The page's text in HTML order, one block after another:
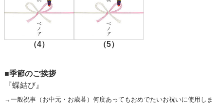
（4） （5）
■季節のご挨拶
『蝶結び』
→一般祝事（お中元・お歳暮）何度あってもおめでたいお祝いに使用しま